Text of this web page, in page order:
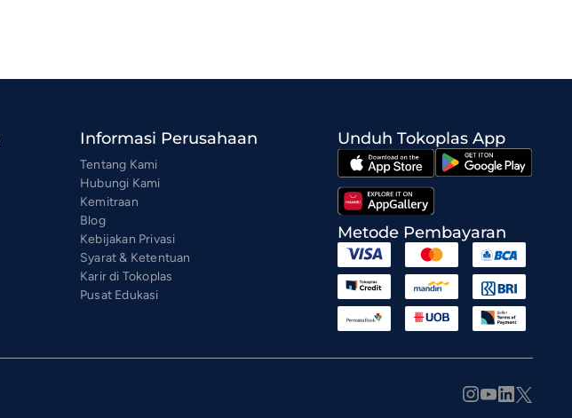
Informasi Perusahaan
Tentang Kami
Hubungi Kami
Kemitraan
Blog
Kebijakan Privasi
Syarat & Ketentuan
Karir di Tokoplas
Pusat Edukasi
Unduh Tokoplas App
Metode Pembayaran